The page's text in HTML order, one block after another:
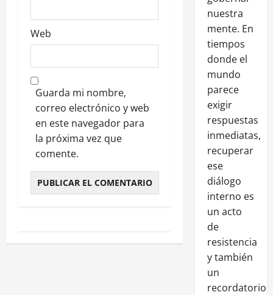
Web
Guarda mi nombre,
correo electrónico y web
en este navegador para
la próxima vez que
comente.
nuestra
mente. En
tiempos
donde el
mundo
parece
exigir
respuestas
inmediatas,
recuperar
ese
diálogo
interno es
un acto
de
resistencia
y también
un
recordatorio